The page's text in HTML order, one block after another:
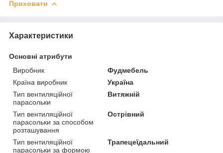
Приховати
Характеристики
Основні атрибути
Виробник
Фудмебель
Країна виробник
Україна
Тип вентиляційної
парасольки
Витяжній
Тип вентиляційної
парасольки за способом
розташування
Острівний
Тип вентиляційної
парасольки за формою
Трапецеїдальний